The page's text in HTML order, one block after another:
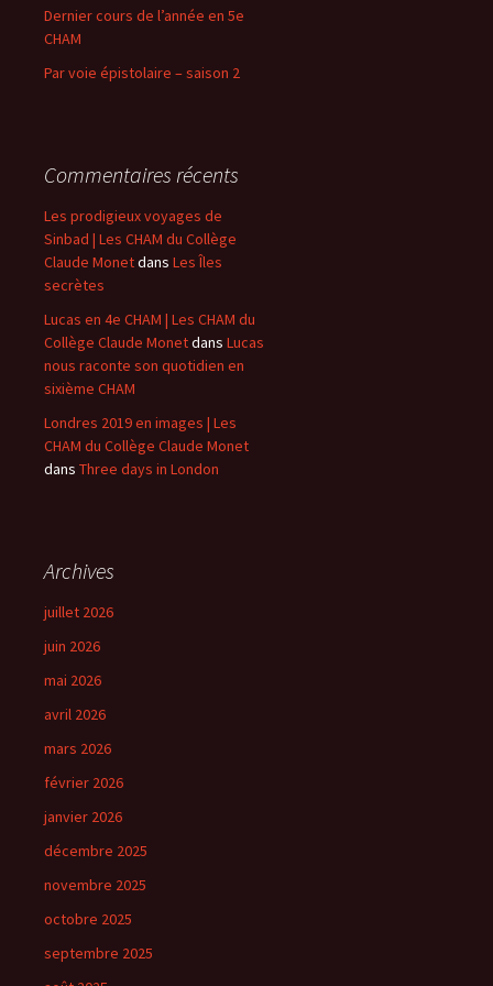
Dernier cours de l’année en 5e
CHAM
Par voie épistolaire – saison 2
Commentaires récents
Les prodigieux voyages de
Sinbad | Les CHAM du Collège
Claude Monetdans Les Îles
secrètes
Lucas en 4e CHAM | Les CHAM du
Collège Claude Monetdans Lucas
nous raconte son quotidien en
sixième CHAM
Londres 2019 en images | Les
CHAM du Collège Claude Monet
dans Three days in London
Archives
juillet 2026
juin 2026
mai 2026
avril 2026
mars 2026
février 2026
janvier 2026
décembre 2025
novembre 2025
octobre 2025
septembre 2025